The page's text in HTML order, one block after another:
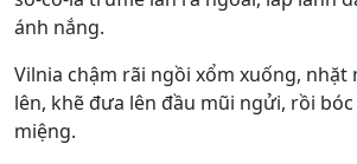
ánh nắng.
Vilnia chậm rãi ngồi xổm xuống, nhặt
lên, khẽ đưa lên đầu mũi ngửi, rồi bóc
miệng.